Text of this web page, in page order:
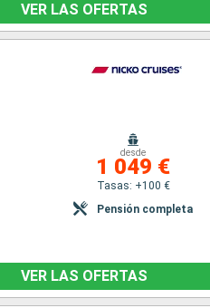
VER LAS OFERTAS
desde
1 049 €
Tasas: +100 €
Pensión completa
VER LAS OFERTAS